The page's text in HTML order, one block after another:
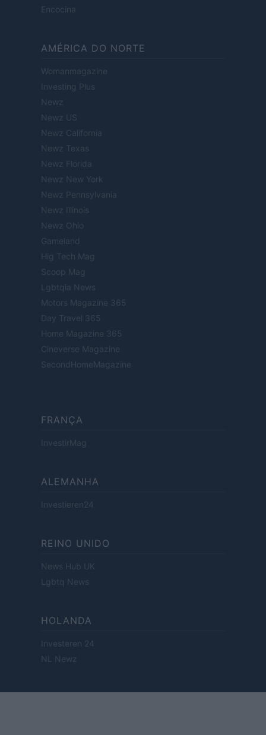
Encocina
AMÉRICA DO NORTE
Womanmagazine
Investing Plus
Newz
Newz US
Newz California
Newz Texas
Newz Florida
Newz New York
Newz Pennsylvania
Newz Illinois
Newz Ohio
Gameland
Hig Tech Mag
Scoop Mag
Lgbtqia News
Motors Magazine 365
Day Travel 365
Home Magazine 365
Cineverse Magazine
SecondHomeMagazine
FRANÇA
InvestirMag
ALEMANHA
Investieren24
REINO UNIDO
News Hub UK
Lgbtq News
HOLANDA
Investeren 24
NL Newz